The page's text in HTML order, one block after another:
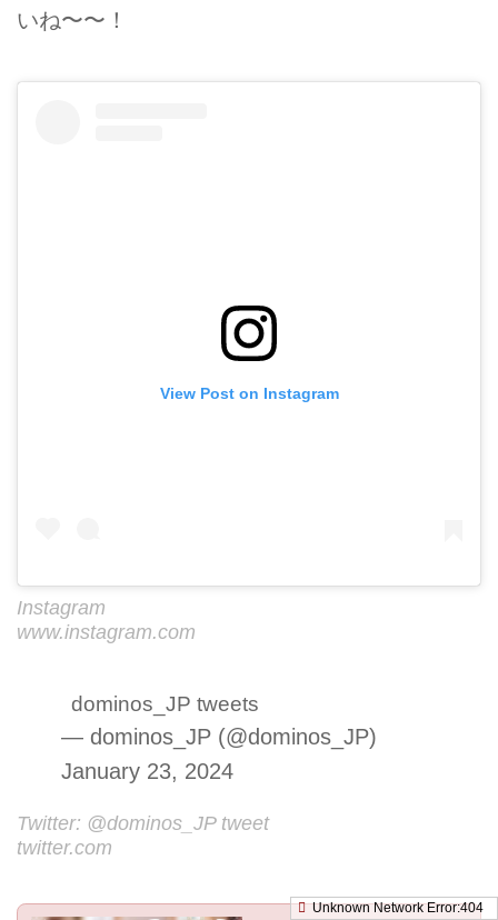
いね〜〜！
View Post on Instagram
Instagram
www.instagram.com
dominos_JP tweets
— dominos_JP (@dominos_JP)
January 23, 2024
Twitter: @dominos_JP tweet
twitter.com
Unknown Network Error:404